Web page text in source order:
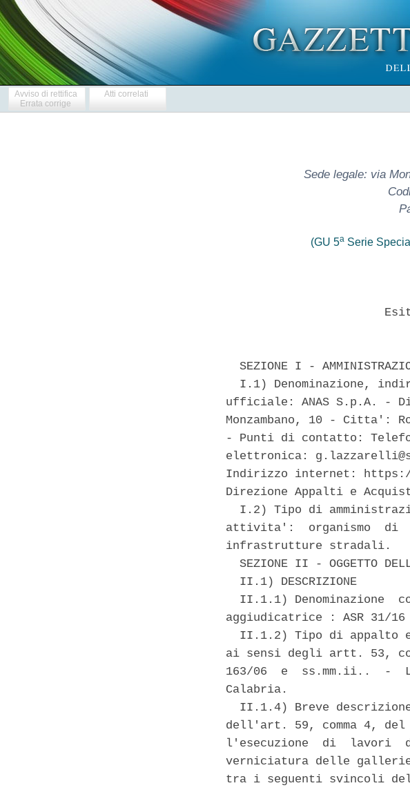
Avviso di rettifica
Errata corrige
Atti correlati
Sede legale: via
(GU 5aSerie
SEZIONE I -
I.1) Denominazione,
ufficiale: ANAS S.p.A. -
Monzambano, 10 - Citta':
- Punti di contatto:
elettronica:
Indirizzo internet:
Direzione Appalti e
I.2) Tipo di
attivita':  organismo  di
infrastrutture stradali.
SEZIONE II - OGGETTO
  II.1) DESCRIZIONE
II.1.1) Denominazione
aggiudicatrice : ASR 31/16
II.1.2) Tipo di appalto
ai sensi degli artt. 53,
163/06  e  ss.mm.ii..  -
Calabria.
II.1.4) Breve
dell'art. 59, comma 4,
l'esecuzione  di  lavori
verniciatura delle gallerie
tra i seguenti svincoli